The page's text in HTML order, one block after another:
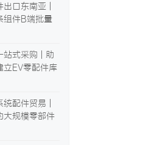
口东南亚 |
组件B端批量
站式采购 | 助
立EV零配件库
配件贸易 |
大规模零部件